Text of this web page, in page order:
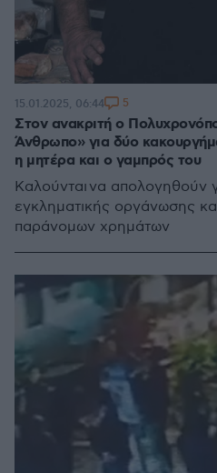
Στον ανακριτή ο
Άνθρωπο» για δύο
η μητέρα και ο γαμπρός του
Καλούνται να απολογηθούν
εγκληματικής οργάνωσης
παράνομων χρημάτων
15.01.2025, 06:44 5